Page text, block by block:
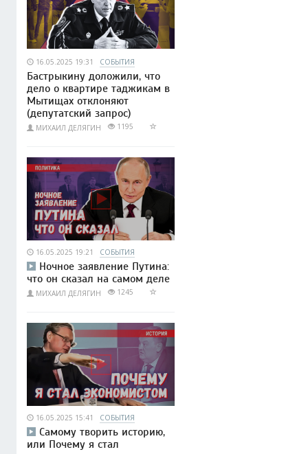
16.05.2025 19:31 СОБЫТИЯ
Бастрыкину доложили, что
дело о квартире таджикам в
Мытищах отклоняют
(депутатский запрос)
МИХАИЛ ДЕЛЯГИН 1195
16.05.2025 19:21 СОБЫТИЯ
Ночное заявление Путина:
что он сказал на самом деле
МИХАИЛ ДЕЛЯГИН 1245
16.05.2025 15:41 СОБЫТИЯ
Самому творить историю,
или Почему я стал